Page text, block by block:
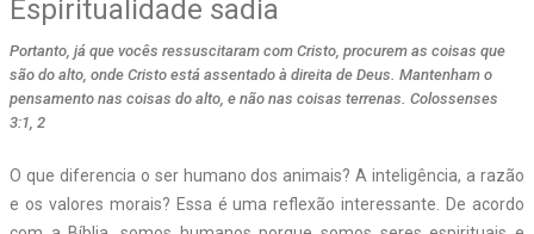
Espiritualidade sadia
Portanto, já que vocês ressuscitaram com Cristo, procurem as coisas que
são do alto, onde Cristo está assentado à direita de Deus. Mantenham o
pensamento nas coisas do alto, e não nas coisas terrenas. Colossenses
3:1, 2
O que diferencia o ser humano dos animais? A inteligência, a razão
e os valores morais? Essa é uma reflexão interessante. De acordo